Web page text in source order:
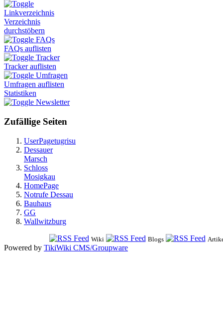
Linkverzeichnis
Verzeichnis
durchstöbern
FAQs
FAQs auflisten
Tracker
Tracker auflisten
Umfragen
Umfragen auflisten
Statistiken
Newsletter
Zufällige Seiten
UserPagetugrisu
Dessauer
Marsch
Schloss
Mosigkau
HomePage
Notrufe Dessau
Bauhaus
GG
Wallwitzburg
Wiki Blogs
Powered by TikiWiki CMS/Groupware